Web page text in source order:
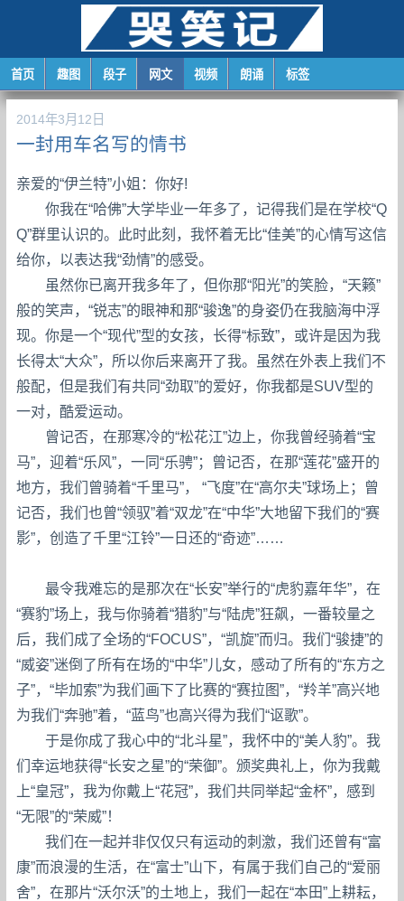
首页 趣图 段子 网文 视频 朗诵 标签
2014年3月12日
一封用车名写的情书
亲爱的“伊兰特”小姐：你好!
你我在“哈佛”大学毕业一年多了，记得我们是在学校“Q
Q”群里认识的。此时此刻，我怀着无比“佳美”的心情写这信
给你，以表达我“劲情”的感受。
虽然你已离开我多年了，但你那“阳光”的笑脸，“天籁”
般的笑声，“锐志”的眼神和那“骏逸”的身姿仍在我脑海中浮
现。你是一个“现代”型的女孩，长得“标致”，或许是因为我
长得太“大众”，所以你后来离开了我。虽然在外表上我们不
般配，但是我们有共同“劲取”的爱好，你我都是SUV型的
一对，酷爱运动。
曾记否，在那寒冷的“松花江”边上，你我曾经骑着“宝
马”，迎着“乐风”，一同“乐骋”；曾记否，在那“莲花”盛开的
地方，我们曾骑着“千里马”， “飞度”在“高尔夫”球场上；曾
记否，我们也曾“领驭”着“双龙”在“中华”大地留下我们的“赛
影”，创造了千里“江铃”一日还的“奇迹”……
最令我难忘的是那次在“长安”举行的“虎豹嘉年华”，在
“赛豹”场上，我与你骑着“猎豹”与“陆虎”狂飙，一番较量之
后，我们成了全场的“FOCUS”，“凯旋”而归。我们“骏捷”的
“威姿”迷倒了所有在场的“中华”儿女，感动了所有的“东方之
子”，“毕加索”为我们画下了比赛的“赛拉图”，“羚羊”高兴地
为我们“奔驰”着，“蓝鸟”也高兴得为我们“讴歌”。
于是你成了我心中的“北斗星”，我怀中的“美人豹”。我
们幸运地获得“长安之星”的“荣御”。颁奖典礼上，你为我戴
上“皇冠”，我为你戴上“花冠”，我们共同举起“金杯”，感到
“无限”的“荣威”！
我们在一起并非仅仅只有运动的刺激，我们还曾有“富
康”而浪漫的生活，在“富士”山下，有属于我们自己的“爱丽
舍”，在那片“沃尔沃”的土地上，我们一起在“本田”上耕耘，